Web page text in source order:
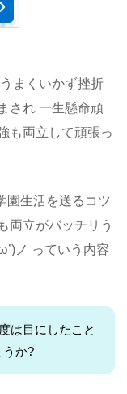
まくいかず挫折
され 一生懸命頑
も両立して頑張っ
園生活を送るコツ
両立がバッチリう
ノ っていう内容
は目にしたこと
うか?